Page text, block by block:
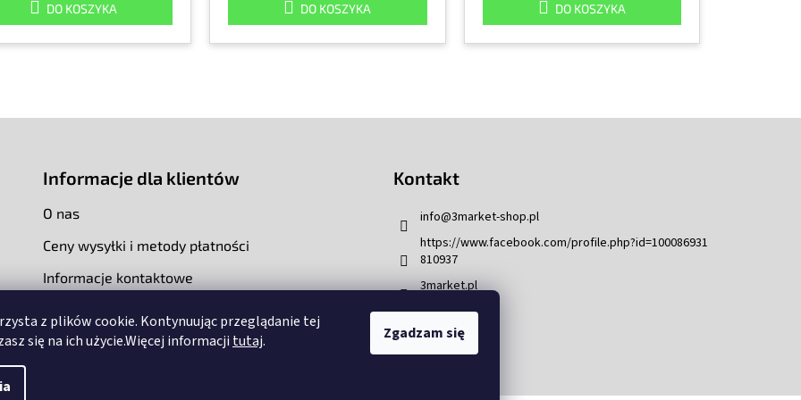
z plików cookie. Kontynuując przeglądanie tej
się na ich użycie.Więcej informacji tutaj. Zgadzam się
DO KOSZYKA DO KOSZYKA DO KOSZYKA
Informacje dla klientów
O nas
Ceny wysyłki i metody płatności
Informacje kontaktowe
Kontakt
info@3market-shop.pl
https://www.facebook.com/profile.php?id=100086931
810937
3market.pl